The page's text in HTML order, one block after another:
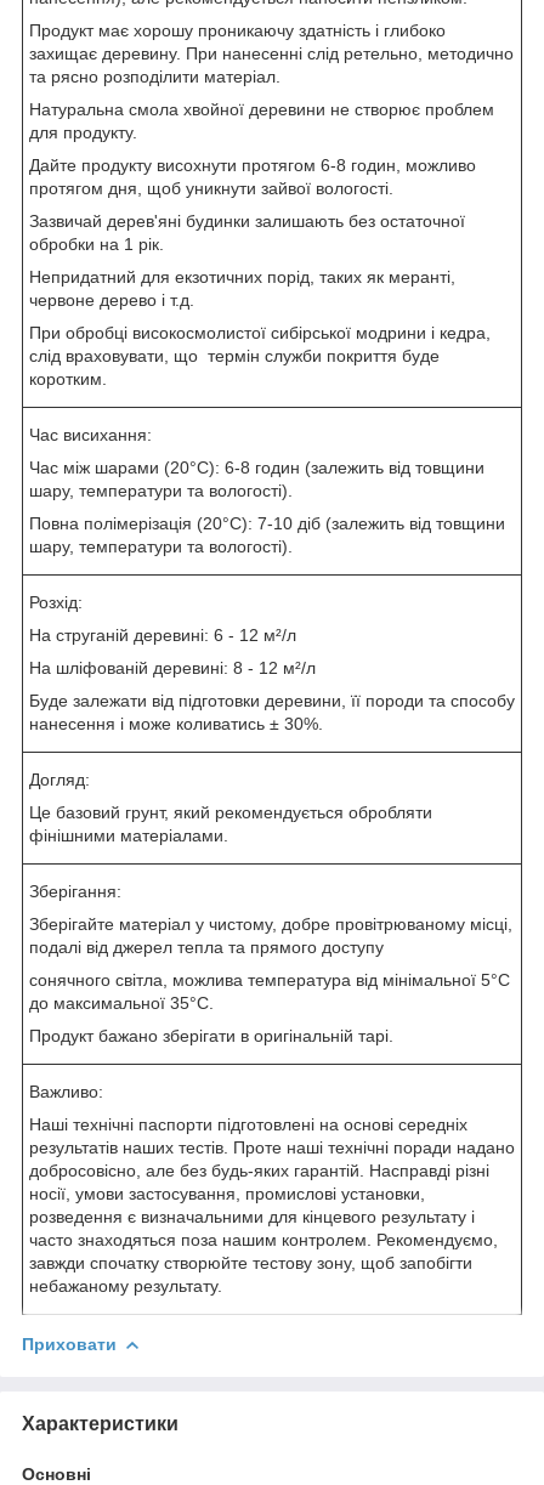
Продукт має хорошу проникаючу здатність і глибоко
захищає деревину. При нанесенні слід ретельно, методично
та рясно розподілити матеріал.
Натуральна смола хвойної деревини не створює проблем
для продукту.
Дайте продукту висохнути протягом 6-8 годин, можливо
протягом дня, щоб уникнути зайвої вологості.
Зазвичай дерев'яні будинки залишають без остаточної
обробки на 1 рік.
Непридатний для екзотичних порід, таких як меранті,
червоне дерево і т.д.
При обробці високосмолистої сибірської модрини і кедра,
слід враховувати, що термін служби покриття буде
коротким.
Час висихання:
Час між шарами (20°C): 6-8 годин (залежить від товщини
шару, температури та вологості).
Повна полімерізація (20°C): 7-10 діб (залежить від товщини
шару, температури та вологості).
Розхід:
На струганій деревині: 6 - 12 м²/л
На шліфованій деревині: 8 - 12 м²/л
Буде залежати від підготовки деревини, її породи та способу
нанесення і може коливатись ± 30%.
Догляд:
Це базовий грунт, який рекомендується обробляти
фінішними матеріалами.
Зберігання:
Зберігайте матеріал у чистому, добре провітрюваному місці,
подалі від джерел тепла та прямого доступу
сонячного світла, можлива температура від мінімальної 5°C
до максимальної 35°C.
Продукт бажано зберігати в оригінальній тарі.
Важливо:
Наші технічні паспорти підготовлені на основі середніх
результатів наших тестів. Проте наші технічні поради надано
добросовісно, ​​але без будь-яких гарантій. Насправді різні
носії, умови застосування, промислові установки,
розведення є визначальними для кінцевого результату і
часто знаходяться поза нашим контролем. Рекомендуємо,
завжди спочатку створюйте тестову зону, щоб запобігти
небажаному результату.
Приховати
Характеристики
Основні